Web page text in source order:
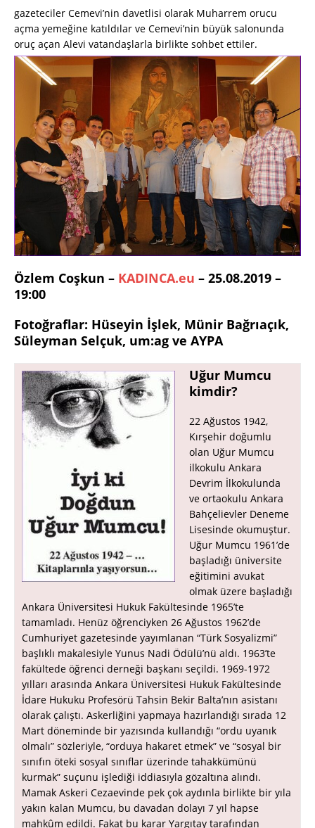
gazeteciler Cemevi’nin davetlisi olarak Muharrem orucu
açma yemeğine katıldılar ve Cemevi’nin büyük salonunda
oruç açan Alevi vatandaşlarla birlikte sohbet ettiler.
Özlem Coşkun – KADINCA.eu – 25.08.2019 –
19:00
Fotoğraflar: Hüseyin İşlek, Münir Bağrıaçık,
Süleyman Selçuk, um:ag ve AYPA
Uğur Mumcu
kimdir?
22 Ağustos 1942,
Kırşehir doğumlu
olan Uğur Mumcu
ilkokulu Ankara
Devrim İlkokulunda
ve ortaokulu Ankara
Bahçelievler Deneme
Lisesinde okumuştur.
Uğur Mumcu 1961’de
başladığı üniversite
eğitimini avukat
olmak üzere başladığı
Ankara Üniversitesi Hukuk Fakültesinde 1965’te
tamamladı. Henüz öğrenciyken 26 Ağustos 1962’de
Cumhuriyet gazetesinde yayımlanan “Türk Sosyalizmi”
başlıklı makalesiyle Yunus Nadi Ödülü’nü aldı. 1963’te
fakültede öğrenci derneği başkanı seçildi. 1969-1972
yılları arasında Ankara Üniversitesi Hukuk Fakültesinde
İdare Hukuku Profesörü Tahsin Bekir Balta’nın asistanı
olarak çalıştı. Askerliğini yapmaya hazırlandığı sırada 12
Mart döneminde bir yazısında kullandığı “ordu uyanık
olmalı” sözleriyle, “orduya hakaret etmek” ve “sosyal bir
sınıfın öteki sosyal sınıflar üzerinde tahakkümünü
kurmak” suçunu işlediği iddiasıyla gözaltına alındı.
Mamak Askeri Cezaevinde pek çok aydınla birlikte bir yıla
yakın kalan Mumcu, bu davadan dolayı 7 yıl hapse
mahkûm edildi. Fakat bu karar Yargıtay tarafından